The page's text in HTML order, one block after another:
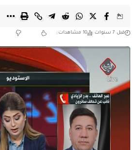
قبل 7 سنوات 10 مشاهدات